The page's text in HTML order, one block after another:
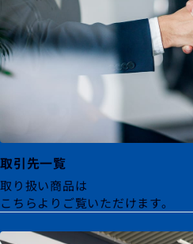
取引先一覧
取り扱い商品は
こちらよりご覧いただけます。